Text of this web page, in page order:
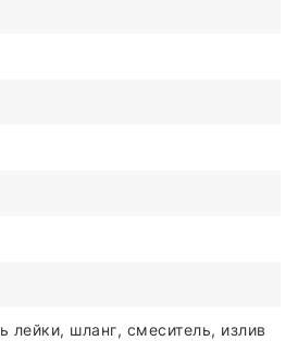
шланг, смеситель, излив